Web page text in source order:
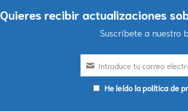
Quieres recibir actualizaciones
Suscríbete a nuestro
He leído la política de